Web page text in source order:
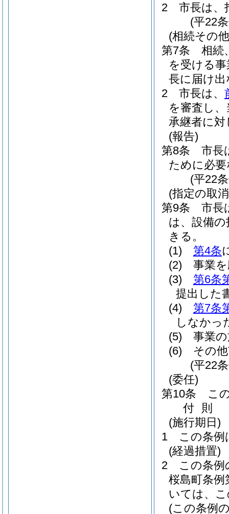
2
市長は、
(平22
(相続その
第7条
相続
を受ける
長に届け
2
市長は、
を審査し
承継者に
(報告)
第8条
市長
ために必
(平22
(指定の取
第9条
市長
は、設備
きる。
(1)
第4条
(2)
事業
(3)
第6条
提出した
(4)
第7条
しなかっ
(5)
事業
(6)
その
(平22
(委任)
第10条
こ
付 則
(施行期日)
1
この条例
(経過措置)
2
この条例
桜島町条例
いては、
(この条例